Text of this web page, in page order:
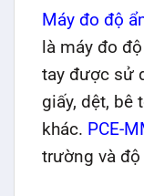
Máy đo độ
là máy đo
tay được sử
giấy, dệt, bê
khác. PCE-
trường và